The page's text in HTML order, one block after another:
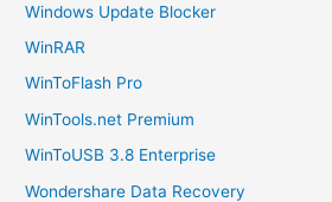
Windows Update Blocker
WinRAR
WinToFlash Pro
WinTools.net Premium
WinToUSB 3.8 Enterprise
Wondershare Data Recovery